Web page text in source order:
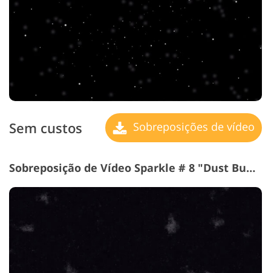
Sem custos Sobreposições de vídeo
Sobreposição de Vídeo Sparkle # 8 "Dust Bunnies"